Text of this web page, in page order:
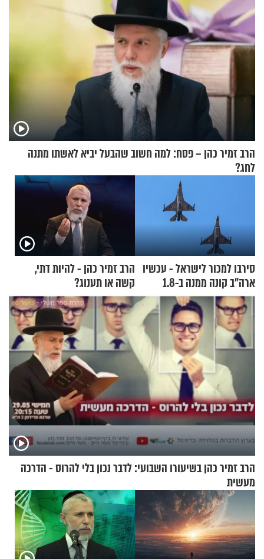
הרב זמיר כהן – פסח: למה חשוב שהבעל יביא לאשתו מתנה
לחג?
סירבו למכור לישראל - עכשיו
ארה"ב קונה ממנה ב-1.8
מיליארד דולר
הרב זמיר כהן - להיות דתי,
קשה או תענוג?
הרב זמיר כהן בשיעורו השבועי: לדבר נכון בלי להרוס - הדרכה
מעשית